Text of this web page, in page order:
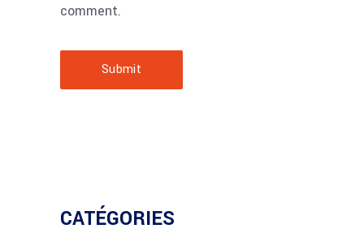
comment.
Submit
CATÉGORIES